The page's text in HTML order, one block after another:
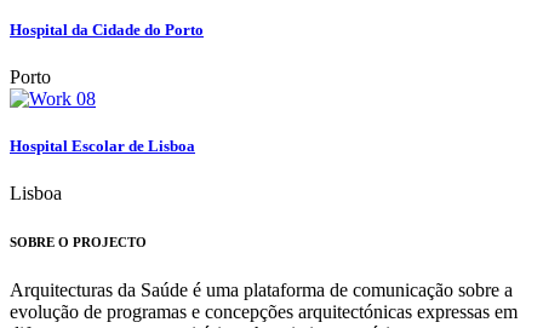
Hospital da Cidade do Porto
Porto
Hospital Escolar de Lisboa
Lisboa
SOBRE O PROJECTO
Arquitecturas da Saúde é uma plataforma de comunicação sobre a
evolução de programas e concepções arquitectónicas expressas em